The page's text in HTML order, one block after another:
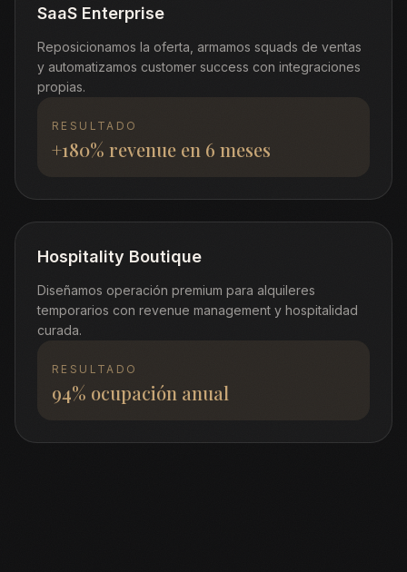
SaaS Enterprise
Reposicionamos la oferta, armamos squads de ventas
y automatizamos customer success con integraciones
propias.
RESULTADO
+180% revenue en 6 meses
Hospitality Boutique
Diseñamos operación premium para alquileres
temporarios con revenue management y hospitalidad
curada.
RESULTADO
94% ocupación anual